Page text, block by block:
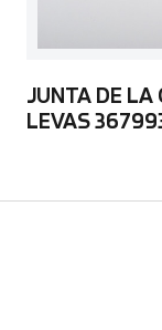
JUNTA DE LA
LEVAS